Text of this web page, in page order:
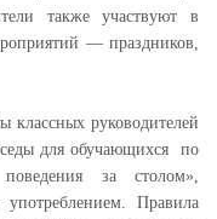
также участвуют в
— праздников,
классных руководителей
для обучающихся по
за столом»,
Правила